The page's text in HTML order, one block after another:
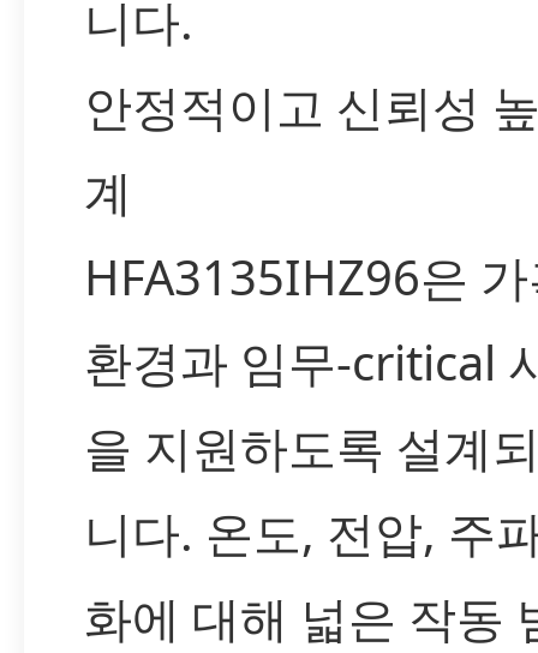
니다.
안정적이고 신뢰성
계
HFA3135IHZ96은
환경과 임무-critical
을 지원하도록 설계
니다. 온도, 전압, 주
화에 대해 넓은 작동